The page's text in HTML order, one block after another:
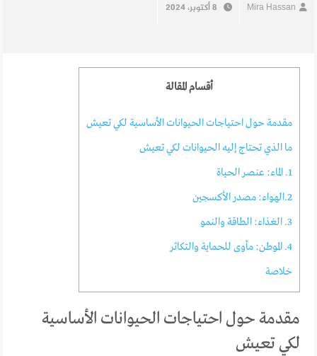
Mira Hassan 8 أكتوبر، 2024
أقسام المقالة
مقدمة حول احتياجات الحيوانات الأساسية لكي تعيش
ما الذي تحتاج إليه الحيوانات لكي تعيش
1. الماء: عنصر الحياة
2.الهواء: مصدر الأكسجين
3. الغذاء: الطاقة والنمو
4. الموطن: مأوى للحماية والتكاثر
خلاصة
مقدمة حول احتياجات الحيوانات الأساسية
لكي تعيش